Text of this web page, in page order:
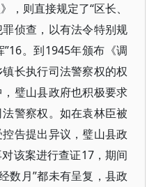
，则直接规定了“区长、
侦查，以有法令特别规
。到1945年颁布《调
长执行司法警察权的权
璧山县政府也积极要求
警察权。如在袁林臣被
告提出异议，璧山县政
该案进行查证17，期间
数月”都未有呈复，县政